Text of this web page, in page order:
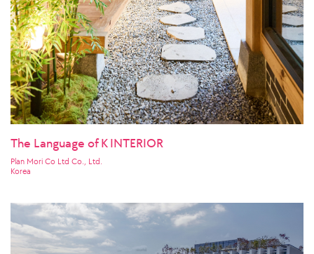
The Language of K INTERIOR
Plan Mori Co Ltd Co., Ltd.
Korea